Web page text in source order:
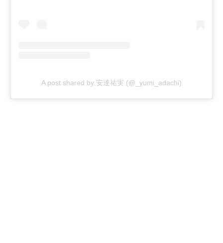
A post shared by 安達祐実 (@_yumi_adachi)